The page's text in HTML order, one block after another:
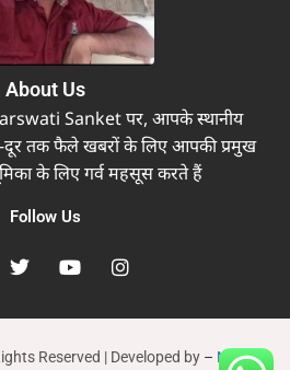
About Us
Sanket पर, आपके स्थानीय
दूर तक फैले खबरों के लिए आपकी प्रमुख
के लिए गर्व महसूस करते हैं
Follow Us
Reserved | Developed by – New